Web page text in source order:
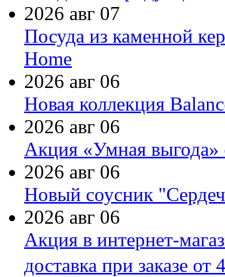
2026 авг 07
Посуда из каменной
Home
2026 авг 06
Новая коллекция
2026 авг 06
Акция «Умная выгода»
2026 авг 06
Новый соусник
2026 авг 06
Акция в интернет-
доставка при заказе от